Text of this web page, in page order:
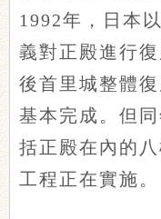
1992年，日本
義對正殿進行
後首里城整體
基本完成。但
括正殿在內的
工程正在實施。